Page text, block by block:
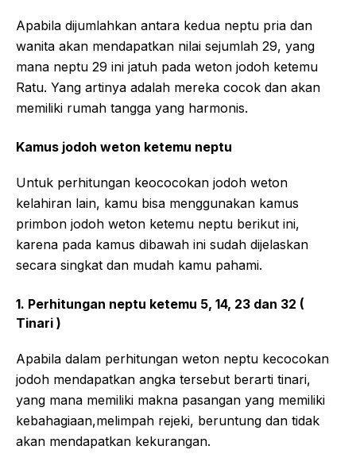
Apabila dijumlahkan antara kedua neptu pria dan
wanita akan mendapatkan nilai sejumlah 29, yang
mana neptu 29 ini jatuh pada weton jodoh ketemu
Ratu. Yang artinya adalah mereka cocok dan akan
memiliki rumah tangga yang harmonis.
Kamus jodoh weton ketemu neptu
Untuk perhitungan keococokan jodoh weton
kelahiran lain, kamu bisa menggunakan kamus
primbon jodoh weton ketemu neptu berikut ini,
karena pada kamus dibawah ini sudah dijelaskan
secara singkat dan mudah kamu pahami.
1. Perhitungan neptu ketemu 5, 14, 23 dan 32 (
Tinari )
Apabila dalam perhitungan weton neptu kecocokan
jodoh mendapatkan angka tersebut berarti tinari,
yang mana memiliki makna pasangan yang memiliki
kebahagiaan,melimpah rejeki, beruntung dan tidak
akan mendapatkan kekurangan.